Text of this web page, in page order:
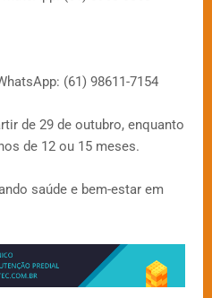
(61) 98611-7154
de 29 de outubro, enquanto
de 12 ou 15 meses.
saúde e bem-estar em